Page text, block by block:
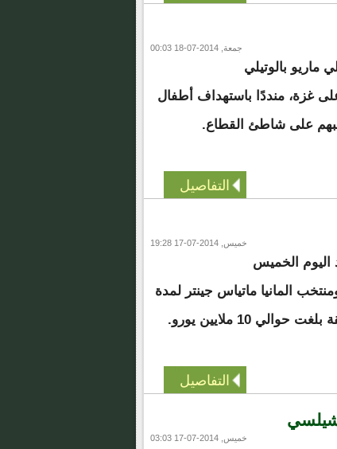
جمعة, 2014-07-18 00:03
ماريو بالوتيلي
غزة، منددًا باستهداف أطفال
على شاطئ القطاع.
التفاصيل
خميس, 2014-07-17 19:28
اليوم الخميس
المانيا ماتياس جينتر لمدة
10 ملايين يورو.
التفاصيل
خميس, 2014-07-17 03:03